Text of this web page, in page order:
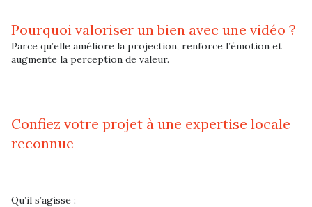
Pourquoi valoriser un bien avec une vidéo ?
Parce qu’elle améliore la projection, renforce l’émotion et
augmente la perception de valeur.
Confiez votre projet à une expertise locale
reconnue
Qu’il s’agisse :